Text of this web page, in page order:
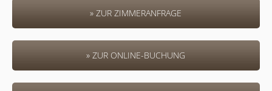
» ZUR ZIMMERANFRAGE
» ZUR ONLINE-BUCHUNG